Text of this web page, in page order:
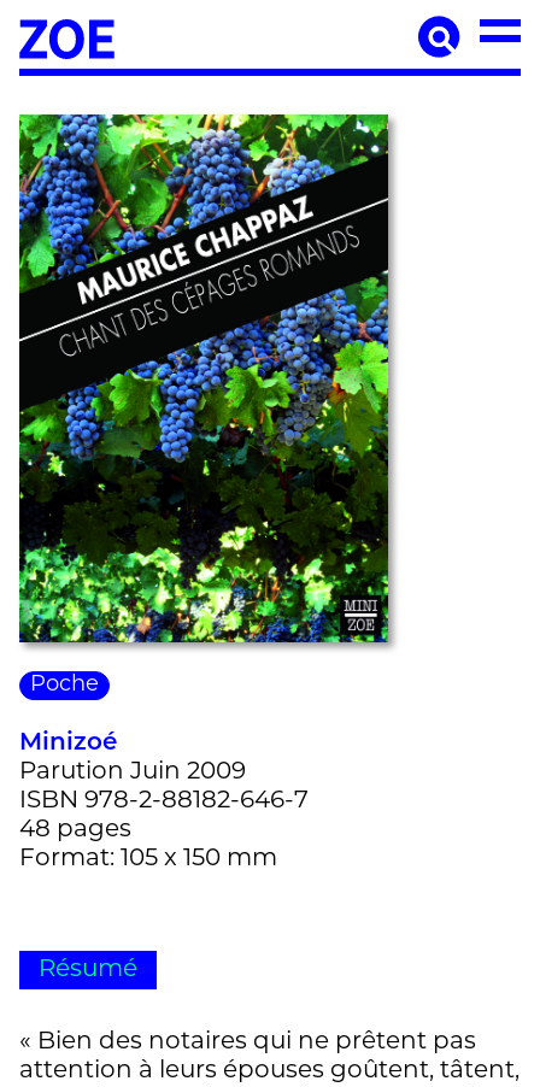
Accueil
À paraître
Catalogue
Auteur·ices
Agenda
Les éditions Zoé
Diffusion
Médiation culturelle
Manuscrits
Foreign rights
Contact
Mentions légales
Newsletter
Poche
Minizoé
Parution Juin 2009
ISBN 978-2-88182-646-7
48 pages
Format: 105 x 150 mm
Résumé
« Bien des notaires qui ne prêtent pas
attention à leurs épouses goûtent, tâtent,